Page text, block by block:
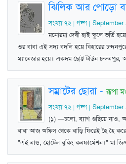
ঝিলিক আর পোড়ো
সংখ্যা ৭২ | গল্প | September
মনোরমা দেবী হাই স্কুলে ভর্তি
ওর বাবা এই সদ্য বদলি হয়ে বিহারের
ম্যানেজার হয়ে। একদম ছোট্ট টাউন চন্দনপুর,
সম্রাটের ছোরা-রূপা
সংখ্যা ৭২ | গল্প | September
(১) —চলো, ব্যাগ গুছিয়ে নাও,
বাবা আজ অফিস থেকে বাড়ি ফিরেই হৈ হৈ
"এই নাও, হোটেল বুকিং কনফার্মেশন।" মা